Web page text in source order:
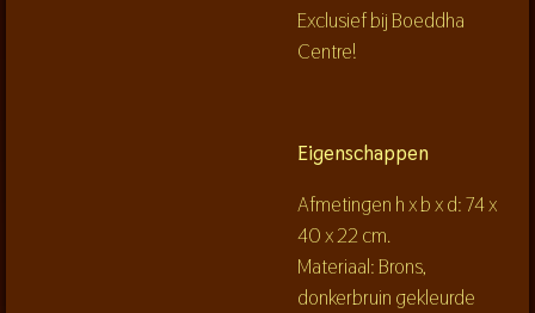
Exclusief bij Boeddha
Centre!
Eigenschappen
Afmetingen h x b x d: 74x
40 x 22 cm.
Materiaal: Brons,
donkerbruin gekleurde